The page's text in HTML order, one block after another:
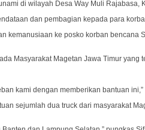
di wilayah Desa Way Muli
dan pembagian kepada para
ke posko korban
Masyarakat Magetan Jawa Timur yang
kami dengan memberikan bantuan
sejumlah dua truck dari masyarakat